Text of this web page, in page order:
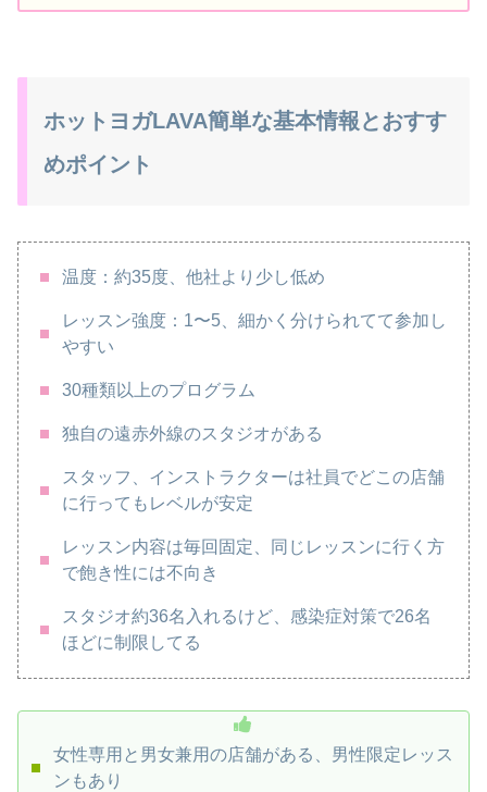
ホットヨガLAVA簡単な基本情報とおすす
めポイント
温度：約35度、他社より少し低め
レッスン強度：1〜5、細かく分けられてて参加し
やすい
30種類以上のプログラム
独自の遠赤外線のスタジオがある
スタッフ、インストラクターは社員でどこの店舗
に行ってもレベルが安定
レッスン内容は毎回固定、同じレッスンに行く方
で飽き性には不向き
スタジオ約36名入れるけど、感染症対策で26名
ほどに制限してる
女性専用と男女兼用の店舗がある、男性限定レッス
ンもあり